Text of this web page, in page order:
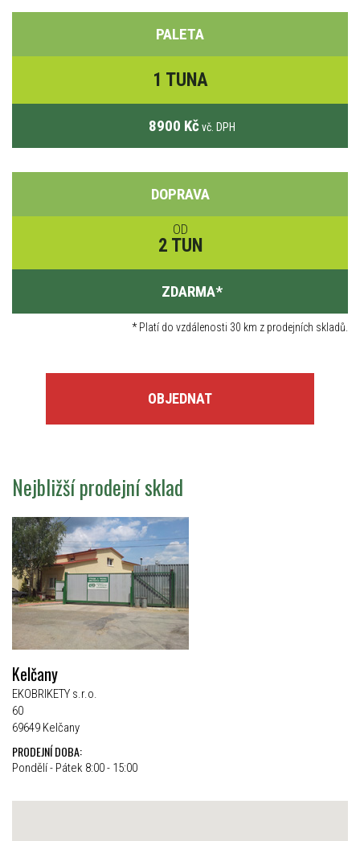
PALETA
1 TUNA
8900 Kč vč. DPH
DOPRAVA
OD
2 TUN
ZDARMA*
*Platí do vzdálenosti 30 km z prodejních skladů.
OBJEDNAT
Nejbližší prodejní sklad
Kelčany
EKOBRIKETY s.r.o.
60
69649 Kelčany
PRODEJNÍ DOBA:
Pondělí - Pátek 8:00 - 15:00